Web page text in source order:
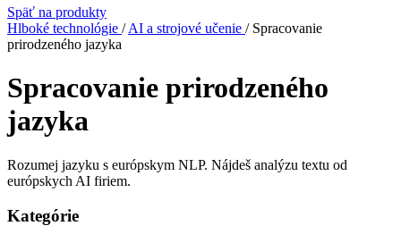
Späť na produkty
Hlboké technológie / AI a strojové učenie / Spracovanie
prirodzeného jazyka
Spracovanie prirodzeného
jazyka
Rozumej jazyku s európskym NLP. Nájdeš analýzu textu od
európskych AI firiem.
Kategórie